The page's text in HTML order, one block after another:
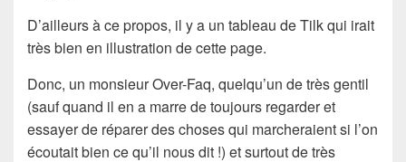
D’ailleurs à ce propos, il y a un tableau de Tilk qui irait
très bien en illustration de cette page.
Donc, un monsieur Over-Faq, quelqu’un de très gentil
(sauf quand il en a marre de toujours regarder et
essayer de réparer des choses qui marcheraient si l’on
écoutait bien ce qu’il nous dit !) et surtout de très